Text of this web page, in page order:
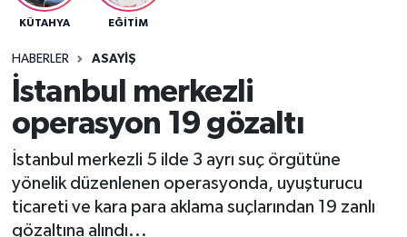
KÜTAHYA EĞITIM
HABERLER ASAYIŞ
İstanbul merkezli
operasyon 19 gözaltı
İstanbul merkezli 5 ilde 3 ayrı suç örgütüne
yönelik düzenlenen operasyonda, uyuşturucu
ticareti ve kara para aklama suçlarından 19 zanlı
gözaltına alındı...
Bölge
Çavdarhisar
Domaniç
Dumlupınar
Son Dakika Haberleri
Haber Arşivi